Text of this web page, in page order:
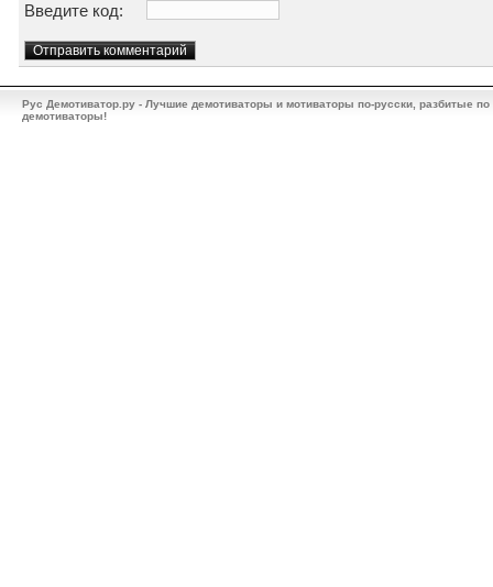
Введите код:
Рус Демотиватор.ру - Лучшие демотиваторы и мотиваторы по-русски, разбитые
демотиваторы!